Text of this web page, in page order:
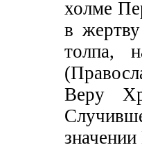
холме
в
толпа,
Веру